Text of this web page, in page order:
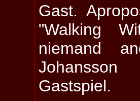
Gast.
"Walking
niemand
Johansson
Gastspiel.